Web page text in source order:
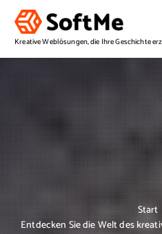
Kreative Weblösungen, die Ihre Geschichte
Start
Entdecken Sie die Welt des